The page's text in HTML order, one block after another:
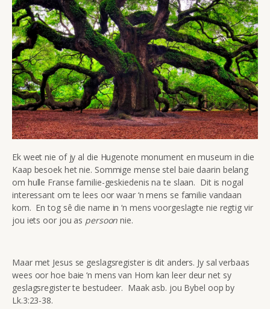
Ek weet nie of jy al die Hugenote monument en museum in die
Kaap besoek het nie. Sommige mense stel baie daarin belang
om hulle Franse familie-geskiedenis na te slaan. Dit is nogal
interessant om te lees oor waar ‘n mens se familie vandaan
kom. En tog sê die name in ‘n mens voorgeslagte nie regtig vir
jou iets oor jou as persoon nie.
Maar met Jesus se geslagsregister is dit anders. Jy sal verbaas
wees oor hoe baie ‘n mens van Hom kan leer deur net sy
geslagsregister te bestudeer. Maak asb. jou Bybel oop by
Lk.3:23-38.